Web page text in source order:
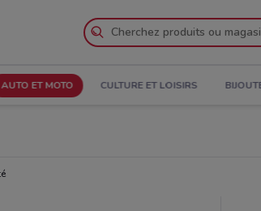
AUTO ET MOTO CULTURE ET LOISIRS